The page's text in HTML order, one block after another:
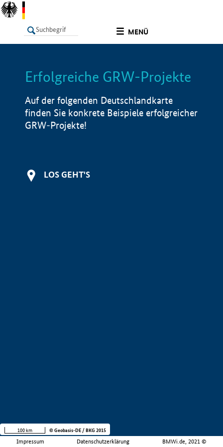
MENÜ
LISTE Info
Erfolgreiche GRW-Projekte
Auf der folgenden Deutschlandkarte
finden Sie konkrete Beispiele erfolgreicher
GRW-Projekte!
LOS GEHT'S
Impressum Datenschutzerklärung BMWi.de, 2021 ©
100 km © Geobasis-DE / BKG 2015